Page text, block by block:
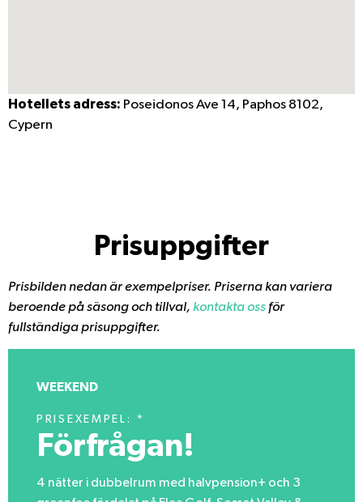
Hotellets adress: Poseidonos Ave 14, Paphos 8102,
Cypern
Prisuppgifter
Prisbilden nedan är exempelpriser. Priserna kan variera
beroende på säsong och tillval, kontakta oss för
fullständiga prisuppgifter.
WEEKEND
PRISEXEMPEL: *
Förfrågan!
4 nätter i dubbelrum med halvpension+ och 3